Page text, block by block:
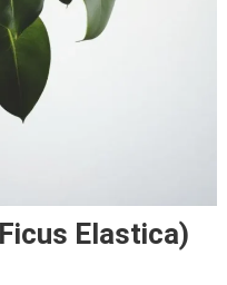
Elastica)